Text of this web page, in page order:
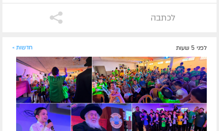
לכתבה
לפני 5 שעות חדשות »